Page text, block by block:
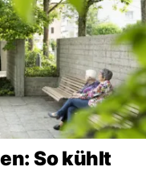
So kühlt